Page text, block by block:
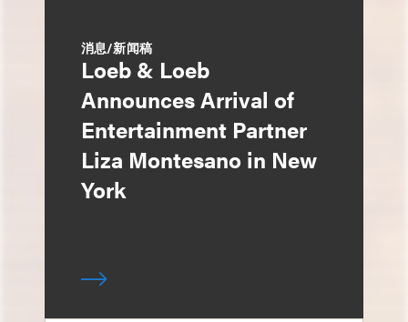
消息/新闻稿
Loeb & Loeb
Announces Arrival of
Entertainment Partner
Liza Montesano in New
York